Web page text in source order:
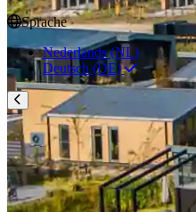
Sprache
Nederlands (NL)
Deutsch (DE)